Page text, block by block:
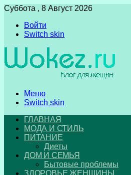
Суббота , 8 Август 2026
Войти
Switch skin
Меню
Switch skin
ГЛАВНАЯ
МОДА И СТИЛЬ
ПИТАНИЕ
Диеты
ДОМ И СЕМЬЯ
Бытовые проблемы
ЗДОРОВЬЕ ЖЕНЩИНЫ